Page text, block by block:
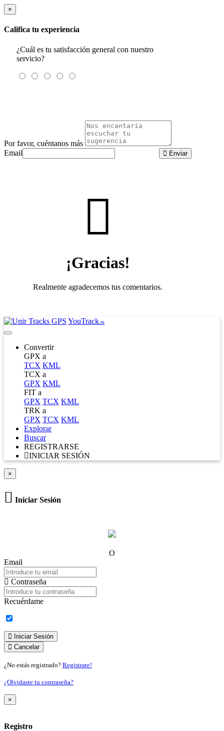
×
Califica tu experiencia
¿Cuál es tu satisfacción general con nuestro
servicio?
Por favor, cuéntanos más
Email
Enviar
¡Gracias!
Realmente agradecemos tus comentarios.
YouTrack.es
Convertir
GPX a
TCX KML
TCX a
GPX KML
FIT a
GPX TCX KML
TRK a
GPX TCX KML
Explorar
Buscar
REGISTRARSE
INICIAR SESIÓN
×
Iniciar Sesión
O
Email
Contraseña
Recuérdame
Iniciar Sesión
Cancelar
¿No estás registrado? Registrate!
¿Olvidaste tu contraseña?
×
Registro